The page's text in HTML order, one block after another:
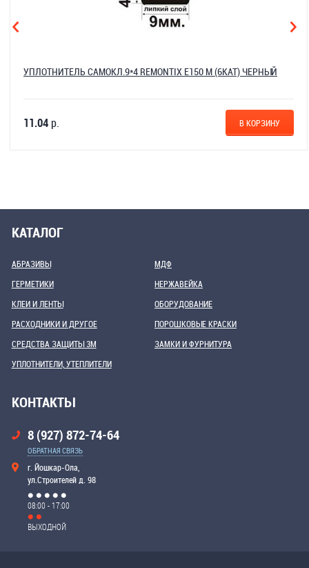
УПЛОТНИТЕЛЬ САМОКЛ.9*4 REMONTIX E150 М (6КАТ) ЧЕРНЫЙ
11.04р. В КОРЗИНУ
КАТАЛОГ
АБРАЗИВЫ
ГЕРМЕТИКИ
КЛЕИ И ЛЕНТЫ
МДФ
НЕРЖАВЕЙКА
ОБОРУДОВАНИЕ
РАСХОДНИКИ И ДРУГОЕ
СРЕДСТВА ЗАЩИТЫ 3М
УПЛОТНИТЕЛИ, УТЕПЛИТЕЛИ
ПОРОШКОВЫЕ КРАСКИ
ЗАМКИ И ФУРНИТУРА
КОНТАКТЫ
8 (927) 872-74-64
ОБРАТНАЯ СВЯЗЬ
г. Йошкар-Ола,
ул.Строителей д. 98
08:00 - 17:00
ВЫХОДНОЙ